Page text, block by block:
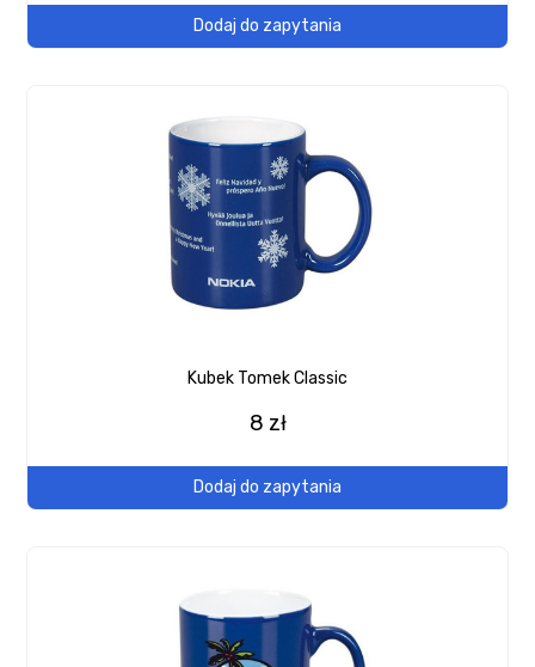
Dodaj do zapytania
Kubek Tomek Classic
8 zł
Dodaj do zapytania